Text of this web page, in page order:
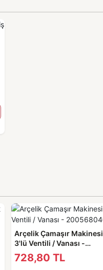
Arçelik Çamaşır Makinesi
3'lü Ventili / Vanası -
2005680400
728,80 TL